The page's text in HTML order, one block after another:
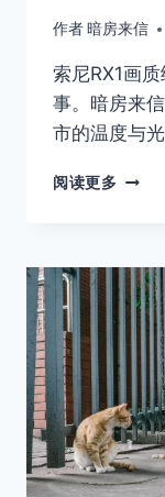
作者暗房来信
索尼RX1画
事。暗房来
市的温度与光
阅读更多 「暗
053
阪